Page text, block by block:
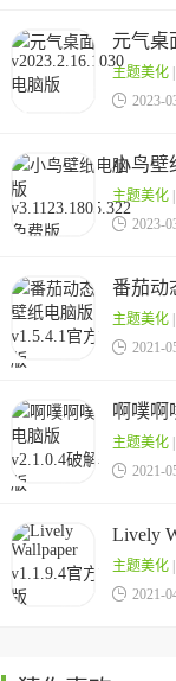
元气桌
主题美化|
 2023-
小鸟壁
主题美化|
 2023-
番茄动
主题美化|
 2021-
啊噗啊
主题美化|
 2021-
Lively
主题美化|
 2021-